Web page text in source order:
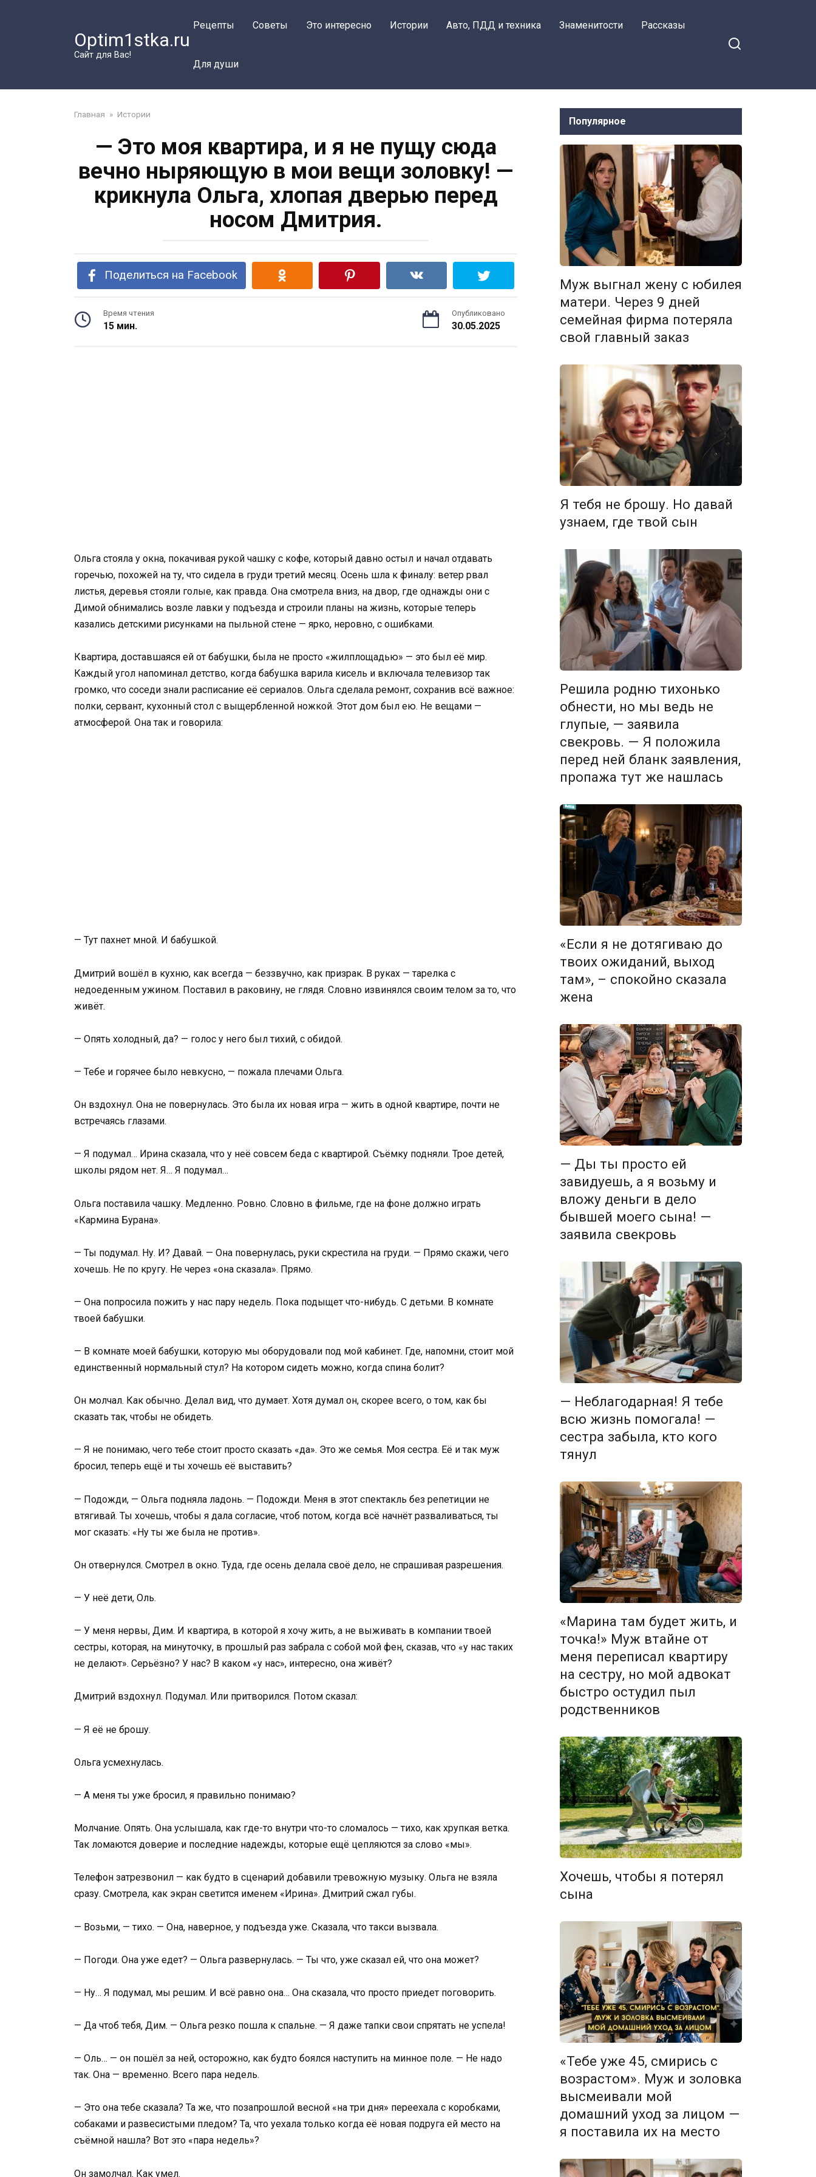
Optim1stka.ru
Сайт для Вас!
Рецепты Советы Это интересно Истории Авто, ПДД и техника Знаменитости Рассказы
Для души
Главная » Истории
— Это моя квартира, и я не пущу сюда
вечно ныряющую в мои вещи золовку! —
крикнула Ольга, хлопая дверью перед
носом Дмитрия.
Поделиться на Facebook
Время чтения
15 мин.
Опубликовано
30.05.2025
Ольга стояла у окна, покачивая рукой чашку с кофе, который давно остыл и начал отдавать
горечью, похожей на ту, что сидела в груди третий месяц. Осень шла к финалу: ветер рвал
листья, деревья стояли голые, как правда. Она смотрела вниз, на двор, где однажды они с
Димой обнимались возле лавки у подъезда и строили планы на жизнь, которые теперь
казались детскими рисунками на пыльной стене — ярко, неровно, с ошибками.
Квартира, доставшаяся ей от бабушки, была не просто «жилплощадью» — это был её мир.
Каждый угол напоминал детство, когда бабушка варила кисель и включала телевизор так
громко, что соседи знали расписание её сериалов. Ольга сделала ремонт, сохранив всё важное:
полки, сервант, кухонный стол с выщербленной ножкой. Этот дом был ею. Не вещами —
атмосферой. Она так и говорила:
— Тут пахнет мной. И бабушкой.
Дмитрий вошёл в кухню, как всегда — беззвучно, как призрак. В руках — тарелка с
недоеденным ужином. Поставил в раковину, не глядя. Словно извинялся своим телом за то, что
живёт.
— Опять холодный, да? — голос у него был тихий, с обидой.
— Тебе и горячее было невкусно, — пожала плечами Ольга.
Он вздохнул. Она не повернулась. Это была их новая игра — жить в одной квартире, почти не
встречаясь глазами.
— Я подумал… Ирина сказала, что у неё совсем беда с квартирой. Съёмку подняли. Трое детей,
школы рядом нет. Я… Я подумал…
Ольга поставила чашку. Медленно. Ровно. Словно в фильме, где на фоне должно играть
«Кармина Бурана».
— Ты подумал. Ну. И? Давай. — Она повернулась, руки скрестила на груди. — Прямо скажи, чего
хочешь. Не по кругу. Не через «она сказала». Прямо.
— Она попросила пожить у нас пару недель. Пока подыщет что-нибудь. С детьми. В комнате
твоей бабушки.
— В комнате моей бабушки, которую мы оборудовали под мой кабинет. Где, напомни, стоит мой
единственный нормальный стул? На котором сидеть можно, когда спина болит?
Он молчал. Как обычно. Делал вид, что думает. Хотя думал он, скорее всего, о том, как бы
сказать так, чтобы не обидеть.
— Я не понимаю, чего тебе стоит просто сказать «да». Это же семья. Моя сестра. Её и так муж
бросил, теперь ещё и ты хочешь её выставить?
— Подожди, — Ольга подняла ладонь. — Подожди. Меня в этот спектакль без репетиции не
втягивай. Ты хочешь, чтобы я дала согласие, чтоб потом, когда всё начнёт разваливаться, ты
мог сказать: «Ну ты же была не против».
Он отвернулся. Смотрел в окно. Туда, где осень делала своё дело, не спрашивая разрешения.
— У неё дети, Оль.
— У меня нервы, Дим. И квартира, в которой я хочу жить, а не выживать в компании твоей
сестры, которая, на минуточку, в прошлый раз забрала с собой мой фен, сказав, что «у нас таких
не делают». Серьёзно? У нас? В каком «у нас», интересно, она живёт?
Дмитрий вздохнул. Подумал. Или притворился. Потом сказал:
— Я её не брошу.
Ольга усмехнулась.
— А меня ты уже бросил, я правильно понимаю?
Молчание. Опять. Она услышала, как где-то внутри что-то сломалось — тихо, как хрупкая ветка.
Так ломаются доверие и последние надежды, которые ещё цепляются за слово «мы».
Телефон затрезвонил — как будто в сценарий добавили тревожную музыку. Ольга не взяла
сразу. Смотрела, как экран светится именем «Ирина». Дмитрий сжал губы.
— Возьми, — тихо. — Она, наверное, у подъезда уже. Сказала, что такси вызвала.
— Погоди. Она уже едет? — Ольга развернулась. — Ты что, уже сказал ей, что она может?
— Ну… Я подумал, мы решим. И всё равно она… Она сказала, что просто приедет поговорить.
— Да чтоб тебя, Дим. — Ольга резко пошла к спальне. — Я даже тапки свои спрятать не успела!
— Оль… — он пошёл за ней, осторожно, как будто боялся наступить на минное поле. — Не надо
так. Она — временно. Всего пара недель.
— Это она тебе сказала? Та же, что позапрошлой весной «на три дня» переехала с коробками,
собаками и развесистыми пледом? Та, что уехала только когда её новая подруга ей место на
съёмной нашла? Вот это «пара недель»?
Он замолчал. Как умел.
Популярное
Муж выгнал жену с юбилея
матери. Через 9 дней
семейная фирма потеряла
свой главный заказ
Я тебя не брошу. Но давай
узнаем, где твой сын
Решила родню тихонько
обнести, но мы ведь не
глупые, — заявила
свекровь. — Я положила
перед ней бланк заявления,
пропажа тут же нашлась
«Если я не дотягиваю до
твоих ожиданий, выход
там», – спокойно сказала
жена
— Ды ты просто ей
завидуешь, а я возьму и
вложу деньги в дело
бывшей моего сына! —
заявила свекровь
— Неблагодарная! Я тебе
всю жизнь помогала! —
сестра забыла, кто кого
тянул
«Марина там будет жить, и
точка!» Муж втайне от
меня переписал квартиру
на сестру, но мой адвокат
быстро остудил пыл
родственников
Хочешь, чтобы я потерял
сына
«Тебе уже 45, смирись с
возрастом». Муж и золовка
высмеивали мой
домашний уход за лицом —
я поставила их на место